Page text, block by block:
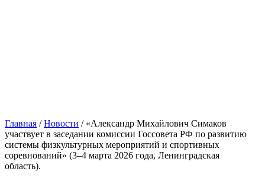
Главная /Новости / «Александр Михайлович Симаков
участвует в заседании комиссии Госсовета РФ по развитию
системы физкультурных мероприятий и спортивных
соревнований» (3–4 марта 2026 года, Ленинградская
область).